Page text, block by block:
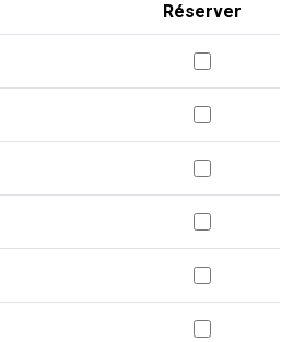
Réserver